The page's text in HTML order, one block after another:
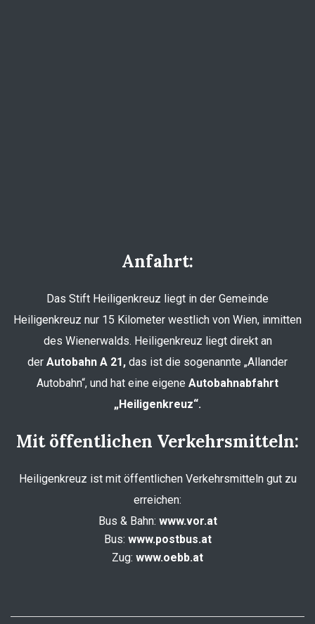
Anfahrt:
Das Stift Heiligenkreuz liegt in der Gemeinde
Heiligenkreuz nur 15 Kilometer westlich von Wien, inmitten
des Wienerwalds. Heiligenkreuz liegt direkt an
der Autobahn A 21, das ist die sogenannte „Allander
Autobahn“, und hat eine eigene Autobahnabfahrt
„Heiligenkreuz“.
Mit öffentlichen Verkehrsmitteln:
Heiligenkreuz ist mit öffentlichen Verkehrsmitteln gut zu
erreichen:
Bus & Bahn: www.vor.at
Bus: www.postbus.at
Zug: www.oebb.at